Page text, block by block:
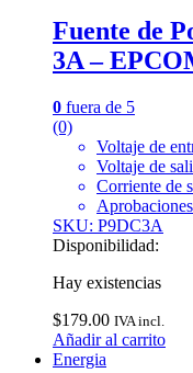
Fuente de
3A –
0 fuera de 5
(0)
Voltaje de
Voltaje de
Corriente de
SKU: P9DC3A
Disponibilidad:
Hay existencias
$179.00 IVA incl.
Añadir al carrito
Energia